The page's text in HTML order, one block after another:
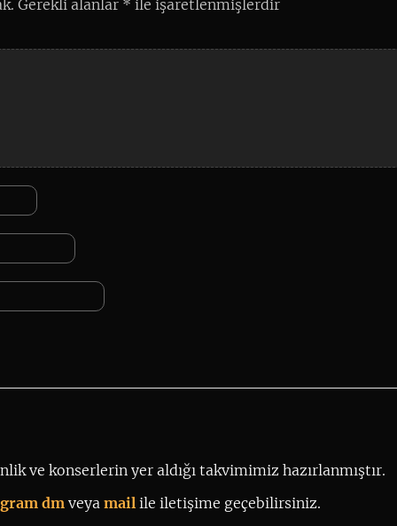
Gerekli alanlar * ile işaretlenmişlerdir
ve konserlerin yer aldığı takvimimiz hazırlanmıştır.
dm veya mail ile iletişime geçebilirsiniz.